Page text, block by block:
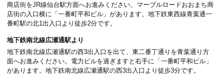
商店街をJR線仙台駅方面へお進みください。マーブルロードおおまち商
店街の入口横に「一番町平和ビル」があります。地下鉄東西線青葉通一
番町駅の北1出入口より徒歩2分です。
地下鉄南北線広瀬通駅より
地下鉄南北線広瀬通駅の西3出入口を出て、東二番丁通りを青葉通り方
面へお進みください。電力ビルを過ぎますと右手に「一番町平和ビル」
があります。地下鉄南北線広瀬通駅の西3出入口より徒歩3分です。